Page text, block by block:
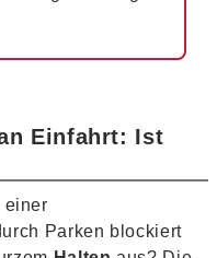
Einfahrt: Ist
einer
Parken blockiert